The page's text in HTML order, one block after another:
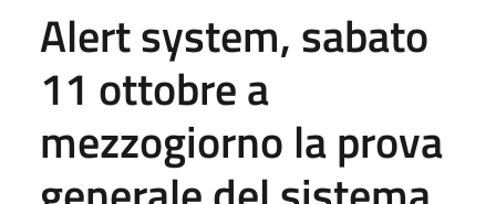
Alert system, sabato
11 ottobre a
mezzogiorno la prova